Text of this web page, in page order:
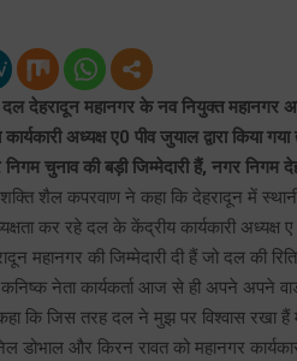
देहरादून महानगर के नव नियुक्त महानगर
कार्यकारी अध्यक्ष ए0 पीव जुयाल द्वारा
चुनाव की बड़ी जिम्मेदारी हैं, नगर
शक्ति शैल कपरवाण ने कहा कि देहरादून में
कर रहे दल के केंद्रीय कार्यकारी अध्यक्ष
महानगर की जिम्मेदारी दी हैं जो दल की
कनिष्क नेता कार्यकर्ता आज से ही अपने अपने
कि जिस तरह दल ने मुझ पर विश्वास रखा हैं
डोभाल और किरन रावत को महानगर